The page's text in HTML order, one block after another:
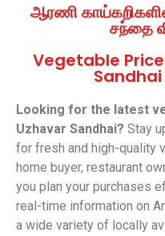
ஆரணி
சந்தை
Vegetable
Looking for the latest
Uzhavar Sandhai? Stay
for fresh and high-quality
home buyer, restaurant
you plan your purchases
real-time information on
a wide variety of locally